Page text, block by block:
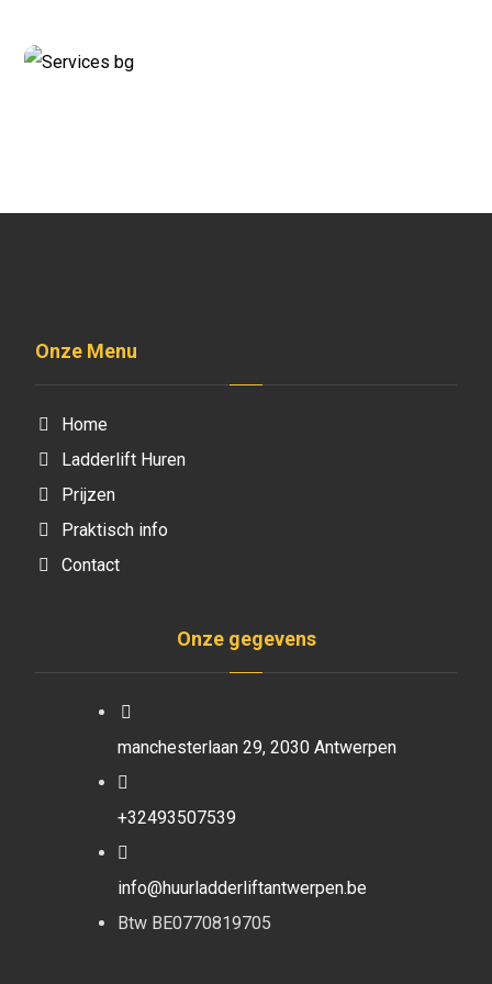
Onze Menu
Home
Ladderlift Huren
Prijzen
Praktisch info
Contact
Onze gegevens
manchesterlaan 29, 2030 Antwerpen
+32493507539
info@huurladderliftantwerpen.be
Btw BE0770819705